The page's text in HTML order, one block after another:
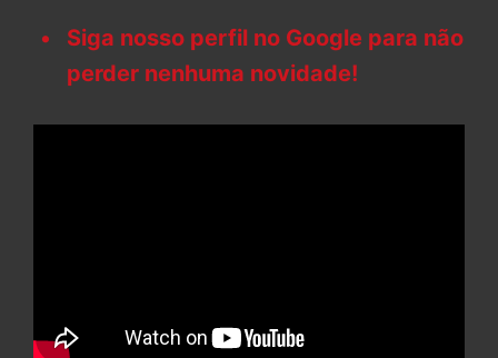
Siga nosso perfil no Google para não
perder nenhuma novidade!